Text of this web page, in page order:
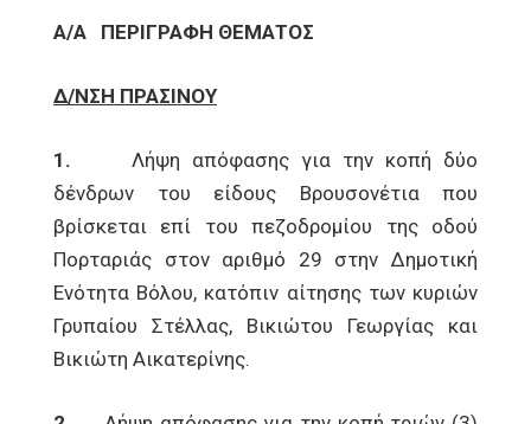
Α/Α ΠΕΡΙΓΡΑΦΗ ΘΕΜΑΤΟΣ
Δ/ΝΣΗ ΠΡΑΣΙΝΟΥ
1.
Λήψη απόφασης για την κοπή δύο
δένδρων του είδους Βρουσονέτια που
βρίσκεται επί του πεζοδρομίου της οδού
Πορταριάς στον αριθμό 29 στην Δημοτική
Ενότητα Βόλου, κατόπιν αίτησης των κυριών
Γρυπαίου Στέλλας, Βικιώτου Γεωργίας και
Βικιώτη Αικατερίνης.